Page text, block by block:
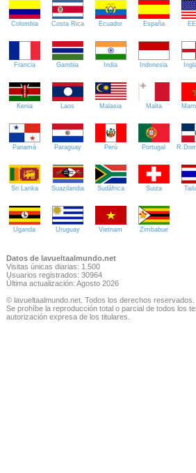
Colombia Costa Rica Ecuador España
Francia Gambia India Indonesia
Kenia Laos Malasia Malta
Panamá Paraguay Perú Portugal
Sri Lanka Suazilandia Sudáfrica Suiza
Uganda Uruguay Vietnam Zimbabue
Datos de lavueltaalmundo.net
Visitas únicas diarias: 1.500
Usuarios registrados: 30964
Última actualización: Agosto 2026
© lavueltaalmundo.net. Todos los derechos reservados.
Se prohíbe la reproducción total o parcial de todos los
autorización expresa de los titulares.